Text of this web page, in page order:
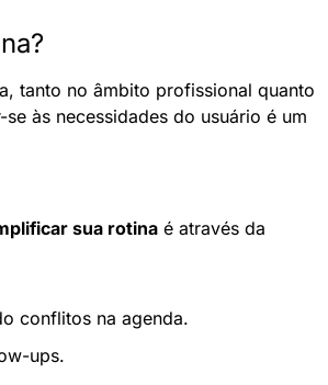
tanto no âmbito profissional quanto
às necessidades do usuário é um
sua rotina é através da
conflitos na agenda.
ups.